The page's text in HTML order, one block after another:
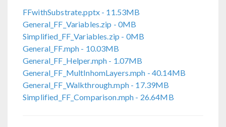
FFwithSubstrate.pptx - 11.53MB
General_FF_Variables.zip - 0MB
Simplified_FF_Variables.zip - 0MB
General_FF.mph - 10.03MB
General_FF_Helper.mph - 1.07MB
General_FF_MultInhomLayers.mph - 40.14MB
General_FF_Walkthrough.mph- 17.39MB
Simplified_FF_Comparison.mph - 26.64MB